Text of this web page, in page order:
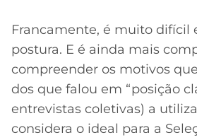
Francamente, é muito difícil
postura. E é ainda mais
compreender os motivos
dos que falou em “posição
entrevistas coletivas) a
considera o ideal para a